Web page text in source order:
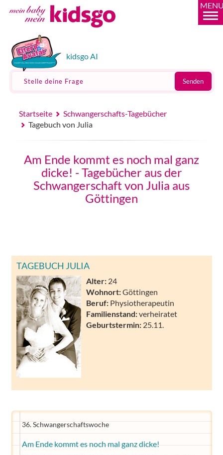
kidsgo AI
Stelle deine Frage Senden
Startseite
Schwangerschafts-Tagebücher
Tagebuch von Julia
Am Ende kommt es noch mal ganz
dicke! - Tagebücher aus der
Schwangerschaft von Julia aus
Göttingen
TAGEBUCH JULIA
Alter: 24
Wohnort:Göttingen
Beruf: Physiotherapeutin
Familienstand:verheiratet
Geburtstermin: 25.11.
36. Schwangerschaftswoche
Am Ende kommt es noch mal ganz dicke!